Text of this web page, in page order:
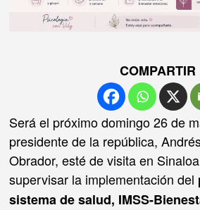
COMPARTIR
Será el próximo domingo 26 de
presidente de la república,
Obrador, esté de visita en
supervisar la implementación del
sistema de salud, IMSS-